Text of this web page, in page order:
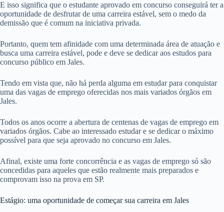
E isso significa que o estudante aprovado em concurso conseguirá ter a
oportunidade de desfrutar de uma carreira estável, sem o medo da
demissão que é comum na iniciativa privada.
Portanto, quem tem afinidade com uma determinada área de atuação e
busca uma carreira estável, pode e deve se dedicar aos estudos para
concurso público em Jales.
Tendo em vista que, não há perda alguma em estudar para conquistar
uma das vagas de emprego oferecidas nos mais variados órgãos em
Jales.
Todos os anos ocorre a abertura de centenas de vagas de emprego em
variados órgãos. Cabe ao interessado estudar e se dedicar o máximo
possível para que seja aprovado no concurso em Jales.
Afinal, existe uma forte concorrência e as vagas de emprego só são
concedidas para aqueles que estão realmente mais preparados e
comprovam isso na prova em SP.
Estágio: uma oportunidade de começar sua carreira em Jales